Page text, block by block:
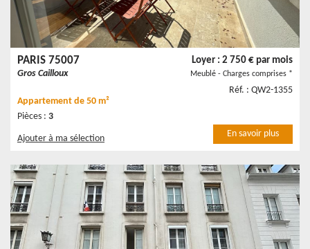
Loyer : 2 750 € par mois
Meublé - Charges comprises *
Réf. : QW2-1355
PARIS 75007
Gros Cailloux
Appartement de 50 m²
Pièces : 3
Ajouter à ma sélection En savoir plus